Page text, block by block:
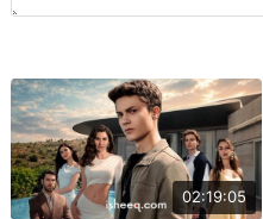
02:19:05